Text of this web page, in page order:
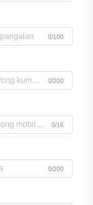
0/100
0/200
0/16
0/200